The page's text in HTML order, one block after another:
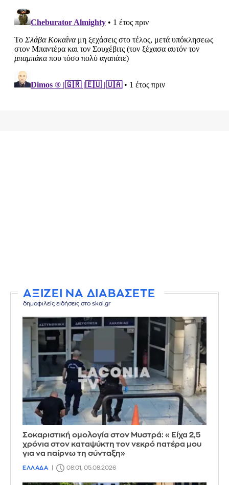
ΑΞΙΖΕΙ ΝΑ ΔΙΑΒΑΣΕΤΕ
δημοφιλείς ειδήσεις στο skai.gr
Σοκαριστική ομολογία στον Μυστρά: «Είχα 2,5
χρόνια στον καταψύκτη τον νεκρό πατέρα μου
για να παίρνω τη σύνταξη»
ΕΛΛΑΔΑ 08:01, 05.08.2026